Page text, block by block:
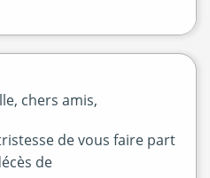
chers amis,
de vous faire part
de